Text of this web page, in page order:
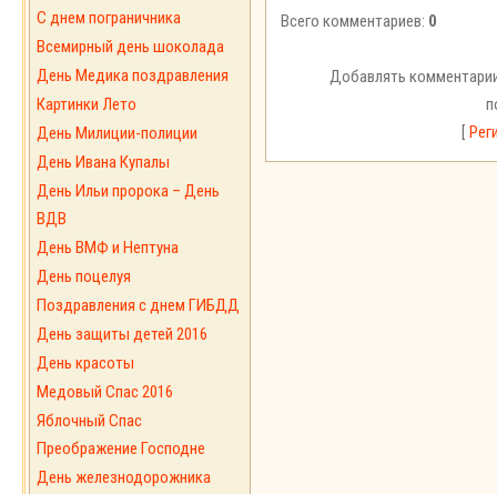
С днем пограничника
Всемирный день шоколада
День Медика поздравления
Картинки Лето
День Милиции-полиции
День Ивана Купалы
День Ильи пророка – День
ВДВ
День ВМФ и Нептуна
День поцелуя
Поздравления с днем ГИБДД
День защиты детей 2016
День красоты
Медовый Спас 2016
Яблочный Спас
Преображение Господне
День железнодорожника
Всего комментариев: 0
Добавлять